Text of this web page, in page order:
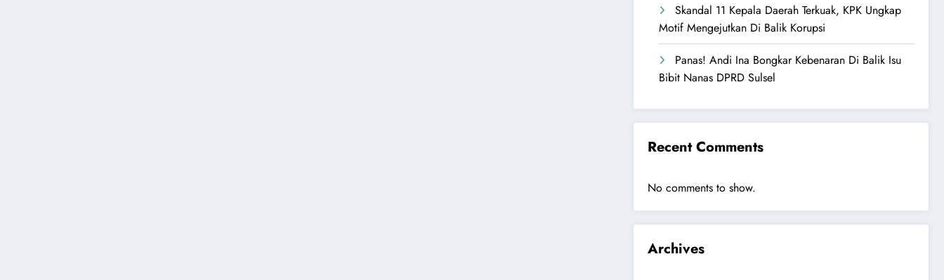
Skandal 11 Kepala Daerah Terkuak, KPK Ungkap
Motif Mengejutkan Di Balik Korupsi
Panas! Andi Ina Bongkar Kebenaran Di Balik Isu
Bibit Nanas DPRD Sulsel
Recent Comments
No comments to show.
Archives